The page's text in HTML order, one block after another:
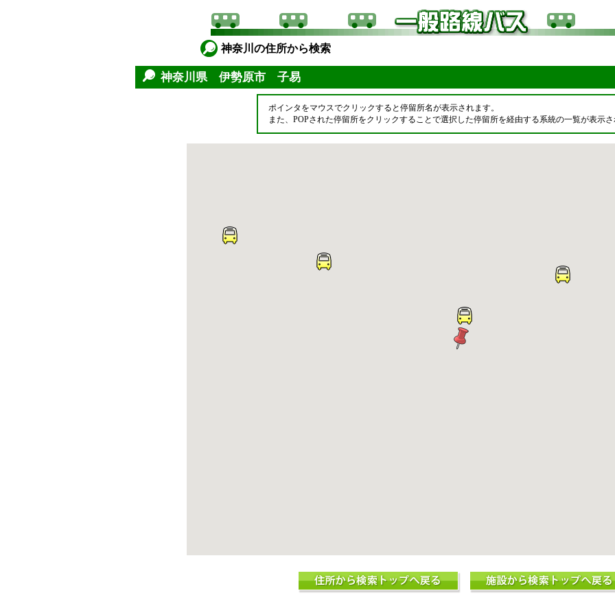
神奈川の住所から検索
神奈川県 伊勢原市 子易
ポインタをマウスでクリックすると停留所名が表示されます。
また、POPされた停留所をクリックすることで選択した停留所を経由する系統の一覧が表示